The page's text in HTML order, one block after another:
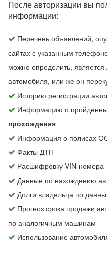
После авторизации вы
информации:
Перечень объявлений,
сайтах с указанным
можно определить,
автомобиля, или же он
Историю регистрации
Информацию о
прохождения
Информация о полисах
Факты ДТП
Расшифровку VIN-номера
Данные по нахождению
Долги владельца по
Прогноз срока продажи
по аналогичным машинам
Использование